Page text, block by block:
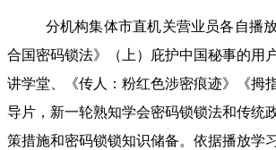
分机构集体市直机关营业员各自播
合国密码锁法》（上）庇护中国秘事的用
讲学堂、《传人：粉红色涉密痕迹》《拇
导片，新一轮熟知学会密码锁锁法和传统
策措施和密码锁锁知识储备。依据播放学